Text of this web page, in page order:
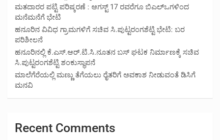
ಮತದಾರರ ಪಟ್ಟಿ ಪರಿಷ್ಕರಣೆ : ಆಗಸ್ಟ್ 17 ರವರೆಗೂ ಬಿಎಲ್‍ಒಗಳಿಂದ
ಮನೆಮನೆಗೆ ಭೇಟಿ
ಹನೂರಿನ ವಿವಿಧ ಗ್ರಾಮಗಳಿಗೆ ಸಚಿವ ಸಿ.ಪುಟ್ಟರಂಗಶೆಟ್ಟಿ ಭೇಟಿ: ಬರ
ಪರಿಶೀಲನೆ
ಹನೂರಿನಲ್ಲಿ ಕೆ.ಎಸ್.ಆರ್.ಟಿ.ಸಿ.ನೂತನ ಬಸ್ ಘಟಕ ನಿರ್ಮಾಣಕ್ಕೆ ಸಚಿವ
ಸಿ.ಪುಟ್ಟರಂಗಶೆಟ್ಟಿ ಶಂಕುಸ್ಥಾಪನೆ
ಮಾಲೆಗೆರೆಯಲ್ಲಿ ಮಣ್ಣು ತೆಗೆಯಲು ರೈತರಿಗೆ ಅವಕಾಶ ನೀಡುವಂತೆ ಡಿಸಿಗೆ
ಮನವಿ
Recent Comments